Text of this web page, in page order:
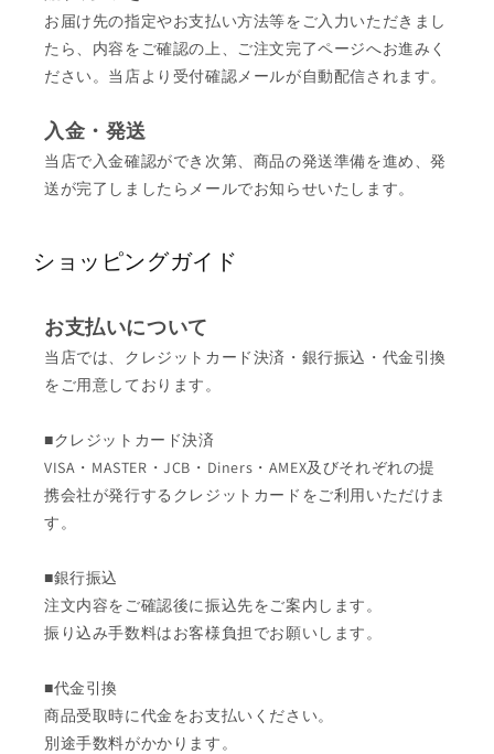
お届け先の指定やお支払い方法等をご入力いただきまし
たら、内容をご確認の上、ご注文完了ページへお進みく
ださい。当店より受付確認メールが自動配信されます。
入金・発送
当店で入金確認ができ次第、商品の発送準備を進め、発
送が完了しましたらメールでお知らせいたします。
ショッピングガイド
お支払いについて
当店では、クレジットカード決済・銀行振込・代金引換
をご用意しております。
■クレジットカード決済
VISA・MASTER・JCB・Diners・AMEX及びそれぞれの提
携会社が発行するクレジットカードをご利用いただけま
す。
■銀行振込
注文内容をご確認後に振込先をご案内します。
振り込み手数料はお客様負担でお願いします。
■代金引換
商品受取時に代金をお支払いください。
別途手数料がかかります。